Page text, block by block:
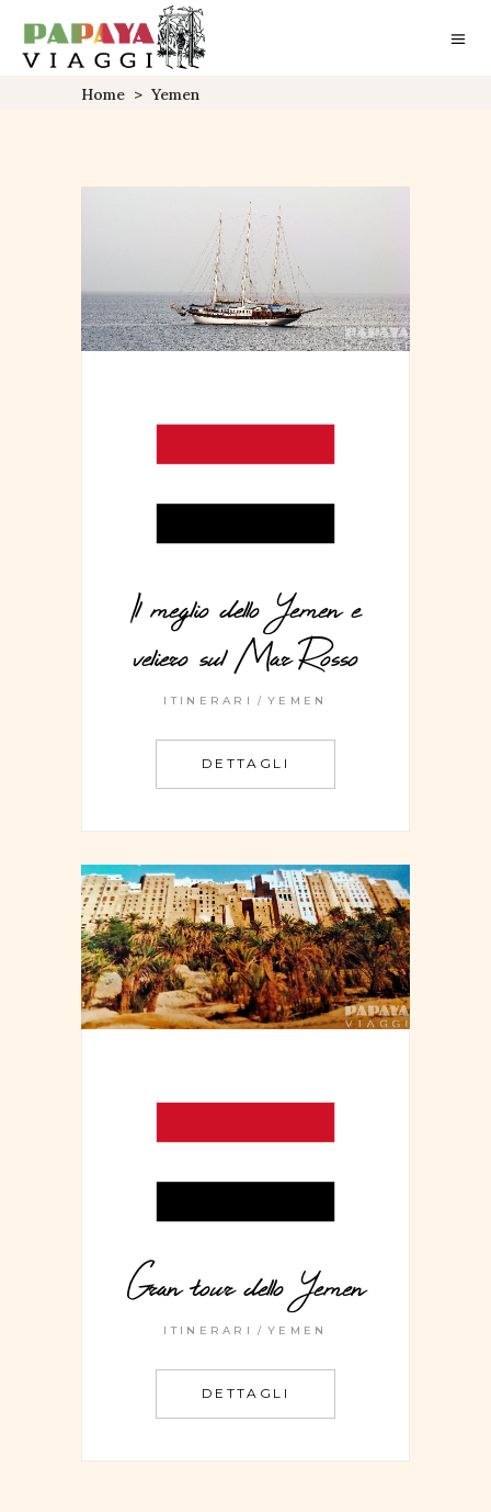
Home > Yemen
Il meglio dello Yemen e
veliero sul Mar Rosso
ITINERARI YEMEN
DETTAGLI
Gran tour dello Yemen
ITINERARI YEMEN
DETTAGLI